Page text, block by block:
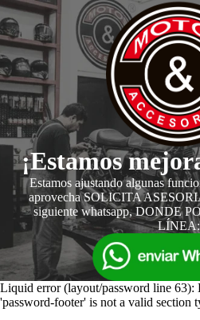
¡Estamos
Estamos ajustando algunas
aprovecha SOLICITA
siguiente whatsapp, DONDE
LÍNEA:
Liquid error (layout/password line 63):
'password-footer' is not a valid section